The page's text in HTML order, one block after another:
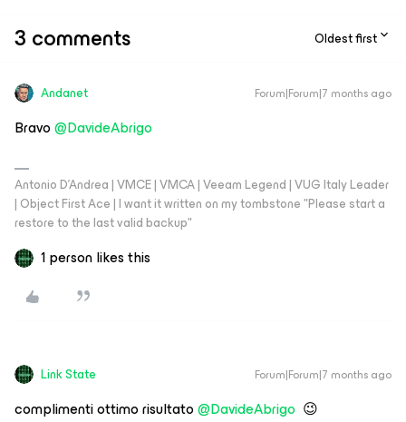
3 comments Oldest first
Andanet Forum|Forum|7 months ago
Bravo ​@DavideAbrigo
Antonio D'Andrea | VMCE | VMCA | Veeam Legend | VUG Italy Leader
| Object First Ace | I want it written on my tombstone "Please start a
restore to the last valid backup"
1 person likes this
Link State Forum|Forum|7 months ago
complimenti ottimo risultato ​@DavideAbrigo 😉